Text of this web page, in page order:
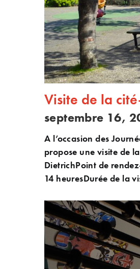
Visite de la
septembre 16,
A l’occasion des
propose une visite de
DietrichPoint de
14 heuresDurée de la